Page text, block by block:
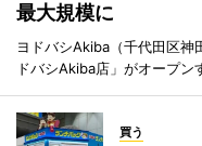
最大規模に
ヨドバシAkiba（千代田区神
ドバシAkiba店」がオープン
買う